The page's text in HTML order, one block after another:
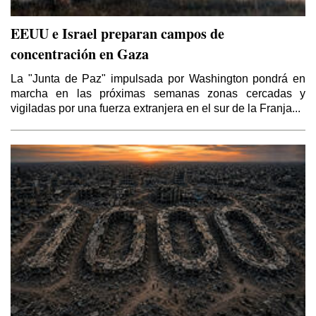
EEUU e Israel preparan campos de
concentración en Gaza
La "Junta de Paz" impulsada por Washington pondrá en
marcha en las próximas semanas zonas cercadas y
vigiladas por una fuerza extranjera en el sur de la Franja...